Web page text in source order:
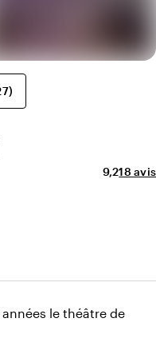
)
Note
9,218 avis
le théâtre de